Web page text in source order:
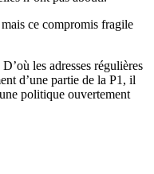
ce compromis fragile
les adresses régulières
d’une partie de la P1, il
politique ouvertement